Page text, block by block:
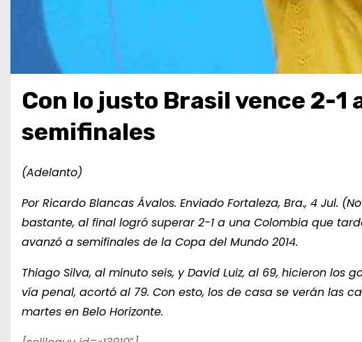
Con lo justo Brasil vence 2-1
semifinales
(Adelanto)
Por Ricardo Blancas Ávalos. Enviado Fortaleza, Bra., 4 Jul.
bastante, al final logró superar 2-1 a una Colombia que
avanzó a semifinales de la Copa del Mundo 2014.
Thiago Silva, al minuto seis, y David Luiz, al 69, hicieron los
vía penal, acortó al 79. Con esto, los de casa se verán las
martes en Belo Horizonte.